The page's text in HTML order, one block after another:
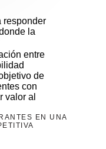
responder
la
entre
de
con
valor al
EN UNA